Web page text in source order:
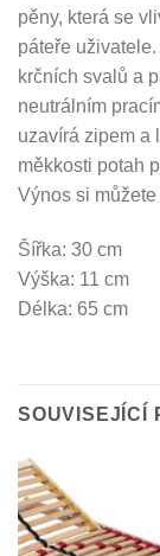
pěny, která se
páteře
krčních svalů a
neutrálním
uzavírá zipem a
měkkosti potah
Výnos si
Šířka: 30 cm
Výška: 11 cm
Délka: 65 cm
SOUVISEJÍCÍ